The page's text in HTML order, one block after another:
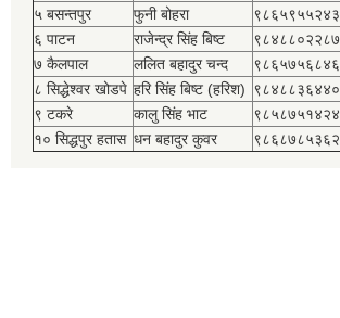
५ बसन्तपुर
फुनी बोहरा
९८६५९५५२४३
६ पाटन
राजेन्द्र सिंह बिष्‍ट
९८४८८०२२८७
७ कैलपाल
ललित बहादुर चन्द
९८६५७५६८४६
८ सिद्धेश्‍वर खोडपे हरि सिंह बिष्‍ट (हरिश) ९८४८८३६४४०
९ टकरे
कालु सिंह भाट
९८५८७५१४२४
१० सिद्धपुर हतास धन बहादुर कुवर ९८६८७८५३६२